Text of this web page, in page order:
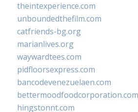
theintexperience.com
unboundedthefilm.com
catfriends-bg.org
marianlives.org
waywardtees.com
pidfloorsexpress.com
bancodevenezuelaen.com
bettermoodfoodcorporation.com
hingstonnt.com